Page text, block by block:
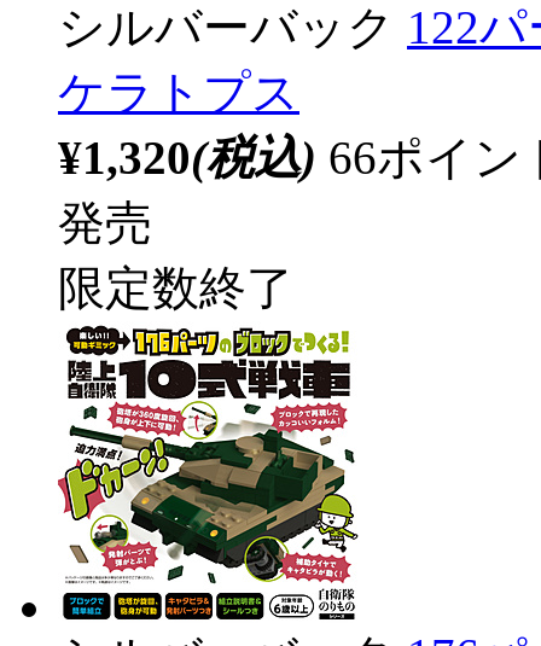
シルバーバック 122
ケラトプス
¥1,320(税込) 66ポイ
発売
限定数終了